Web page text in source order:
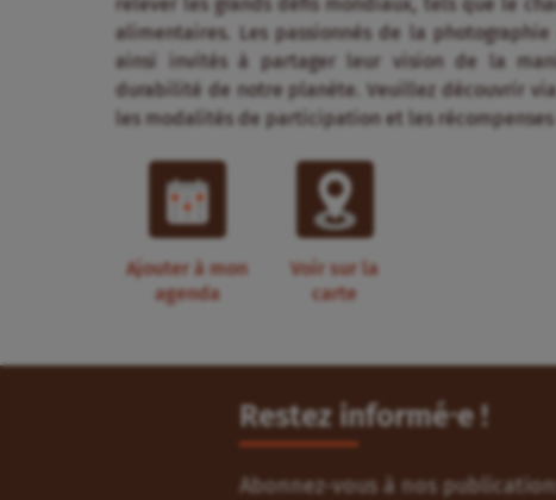
alimentaires. Les passionnés de la
ainsi invités à partager leur vision de la
durabilité de notre planète. Veuillez découvrir
les modalités de participation et les récompenses
Ajouter à mon
agenda
Voir sur la
carte
Restez informé⸱e !
Abonnez-vous à nos